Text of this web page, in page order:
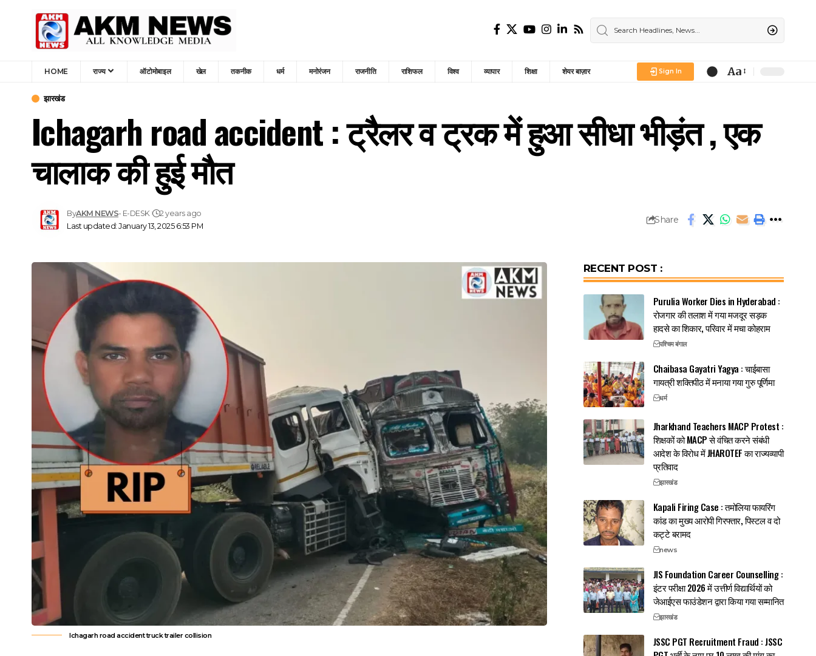
HOME राज्य ऑटोमोबाइल खेल तकनीक धर्म मनोरंजन राजनीति राशिफल विश्व व्यापार शिक्षा शेयर बाज़ार Sign In
Font
Aa
झारखंड
Ichagarh road accident : ट्रैलर व ट्रक में हुआ सीधा भीड़ंत , एक
चालाक की हुई मौत
Last updated: January 13, 2025 6:53 PM
ByAKM NEWS- E-DESK 2 years ago
Share
Ichagarh road accident truck trailer collision
RECENT POST :
Purulia Worker Dies in Hyderabad :
रोजगार की तलाश में गया मजदूर सड़क
हादसे का शिकार, परिवार में मचा कोहराम
पश्चिम बंगाल
Chaibasa Gayatri Yagya : चाईबासा
गायत्री शक्तिपीठ में मनाया गया गुरु पूर्णिमा
धर्म
Jharkhand Teachers MACP Protest :
शिक्षकों को MACP से वंचित करने संबंधी
आदेश के विरोध में JHAROTEF का राज्यव्यापी
प्रतिवाद
झारखंड
Kapali Firing Case : तमोलिया फायरिंग
कांड का मुख्य आरोपी गिरफ्तार, पिस्टल व दो
कट्टे बरामद
news
JIS Foundation Career Counselling :
इंटर परीक्षा 2026 में उत्तीर्ण विद्यार्थियों को
जेआईएस फाउंडेशन द्वारा किया गया सम्मानित
झारखंड
JSSC PGT Recruitment Fraud : JSSC